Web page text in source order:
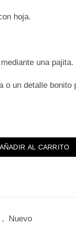
hoja.
una pajita.
o un detalle bonito
AÑADIR AL CARRITO
, Nuevo